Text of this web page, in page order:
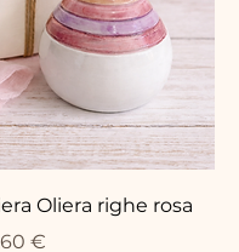
Oliera righe rosa
€